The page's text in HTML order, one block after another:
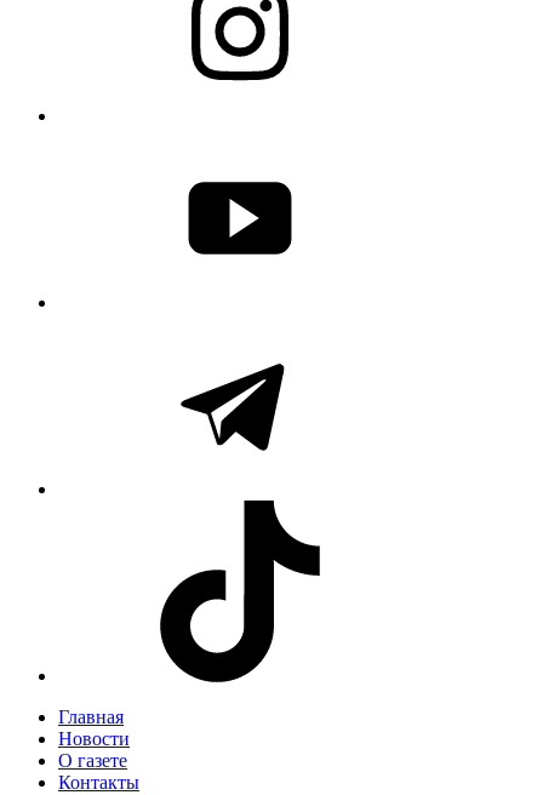
Главная
Новости
О газете
Контакты